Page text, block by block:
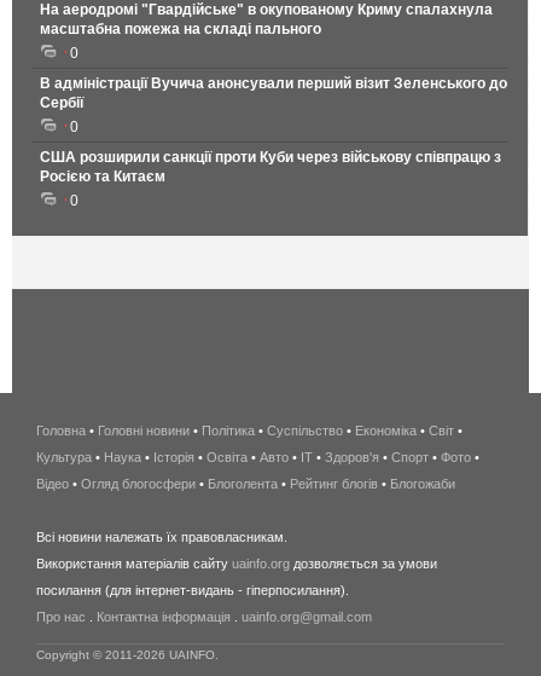
На аеродромі "Гвардійське" в окупованому Криму спалахнула
масштабна пожежа на складі пального
0
В адміністрації Вучича анонсували перший візит Зеленського до
Сербії
0
США розширили санкції проти Куби через військову співпрацю з
Росією та Китаєм
0
беспроводной
интернет
киев
wimax
в
Головна • Головні новини • Політика • Суспільство • Економіка • Світ •
Культура • Наука • Історія • Освіта • Авто • IT • Здоров'я • Спорт • Фото •
Відео • Огляд блогосфери • Блоголента • Рейтинг блогів • Блогожаби
Всі новини належать їх правовласникам.
Використання матеріалів сайту uainfo.org дозволяється за умови
посилання (для інтернет-видань - гіперпосилання).
Про нас
Контактна інформація uainfo.org@gmail.com
Copyright © 2011-2026 UAINFO.